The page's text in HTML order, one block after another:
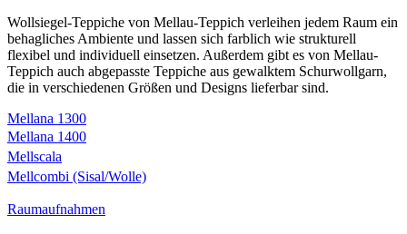
Wollsiegel-Teppiche von Mellau-Teppich verleihen jedem Raum ein
behagliches Ambiente und lassen sich farblich wie strukturell
flexibel und individuell einsetzen. Außerdem gibt es von Mellau-
Teppich auch abgepasste Teppiche aus gewalktem Schurwollgarn,
die in verschiedenen Größen und Designs lieferbar sind.
Mellana 1300
Mellana 1400
Mellscala
Mellcombi (Sisal/Wolle)
Raumaufnahmen